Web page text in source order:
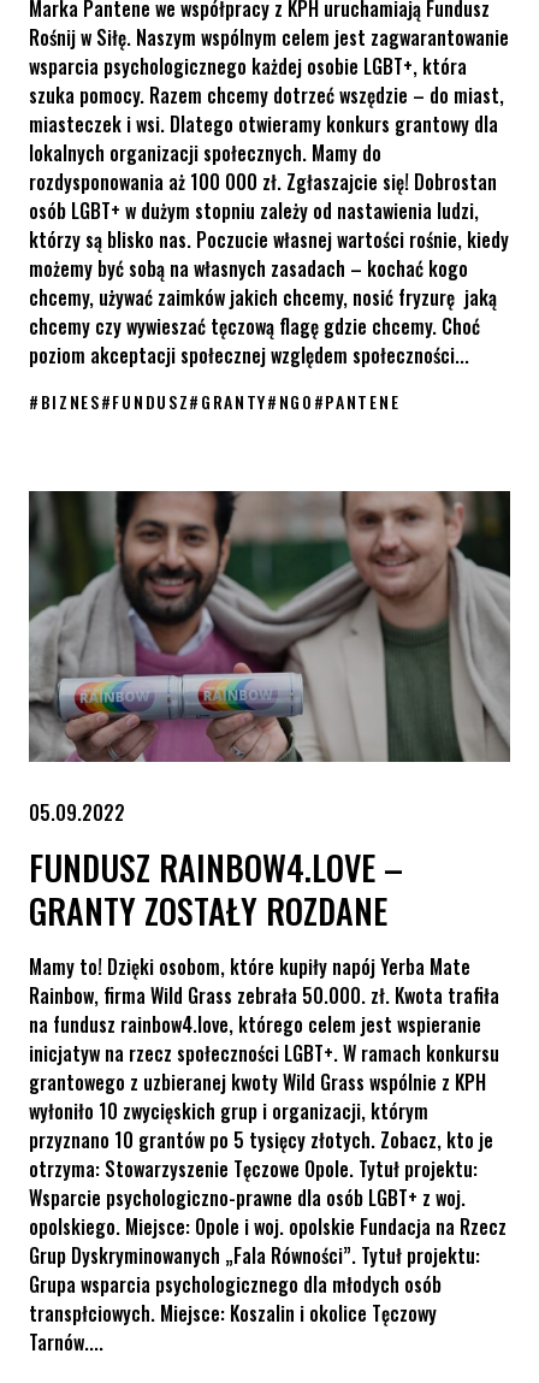
Marka Pantene we współpracy z KPH uruchamiają Fundusz
Rośnij w Siłę. Naszym wspólnym celem jest zagwarantowanie
wsparcia psychologicznego każdej osobie LGBT+, która
szuka pomocy. Razem chcemy dotrzeć wszędzie – do miast,
miasteczek i wsi. Dlatego otwieramy konkurs grantowy dla
lokalnych organizacji społecznych. Mamy do
rozdysponowania aż 100 000 zł. Zgłaszajcie się! Dobrostan
osób LGBT+ w dużym stopniu zależy od nastawienia ludzi,
którzy są blisko nas. Poczucie własnej wartości rośnie, kiedy
możemy być sobą na własnych zasadach – kochać kogo
chcemy, używać zaimków jakich chcemy, nosić fryzurę jaką
chcemy czy wywieszać tęczową flagę gdzie chcemy. Choć
poziom akceptacji społecznej względem społeczności...
#BIZNES#FUNDUSZ#GRANTY#NGO#PANTENE
05.09.2022
FUNDUSZ RAINBOW4.LOVE –
GRANTY ZOSTAŁY ROZDANE
Mamy to! Dzięki osobom, które kupiły napój Yerba Mate
Rainbow, firma Wild Grass zebrała 50.000. zł. Kwota trafiła
na fundusz rainbow4.love, którego celem jest wspieranie
inicjatyw na rzecz społeczności LGBT+. W ramach konkursu
grantowego z uzbieranej kwoty Wild Grass wspólnie z KPH
wyłoniło 10 zwycięskich grup i organizacji, którym
przyznano 10 grantów po 5 tysięcy złotych. Zobacz, kto je
otrzyma: Stowarzyszenie Tęczowe Opole. Tytuł projektu:
Wsparcie psychologiczno-prawne dla osób LGBT+ z woj.
opolskiego. Miejsce: Opole i woj. opolskie Fundacja na Rzecz
Grup Dyskryminowanych „Fala Równości”. Tytuł projektu:
Grupa wsparcia psychologicznego dla młodych osób
transpłciowych. Miejsce: Koszalin i okolice Tęczowy
Tarnów....